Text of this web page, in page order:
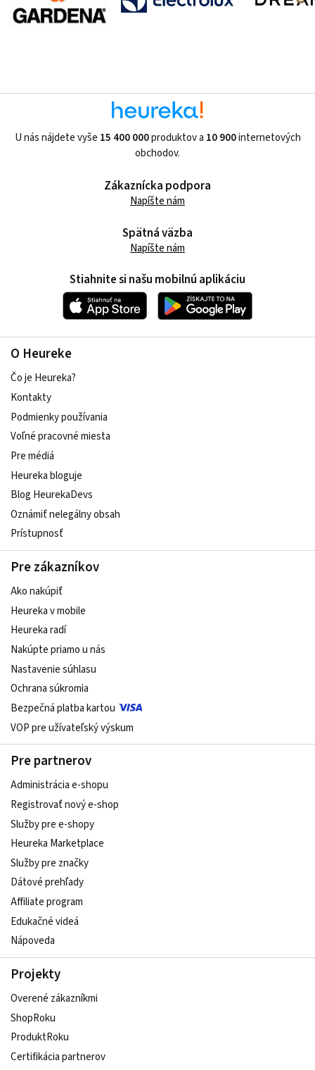
U nás nájdete vyše 15 400 000produktov a 10 900internetových
obchodov.
O Heureke
Čo je Heureka?
Kontakty
Podmienky používania
Voľné pracovné miesta
Pre médiá
Heureka bloguje
Blog HeurekaDevs
Oznámiť nelegálny obsah
Prístupnosť
Pre zákazníkov
Ako nakúpiť
Heureka v mobile
Heureka radí
Nakúpte priamo u nás
Nastavenie súhlasu
Ochrana súkromia
Bezpečná platba kartou
VOP pre užívateľský výskum
Pre partnerov
Administrácia e-shopu
Registrovať nový e-shop
Služby pre e‑shopy
Heureka Marketplace
Služby pre značky
Dátové prehľady
Affiliate program
Edukačné videá
Nápoveda
Projekty
Overené zákazníkmi
ShopRoku
ProduktRoku
Certifikácia partnerov
Zákaznícka podpora
Napíšte nám
Spätná väzba
Napíšte nám
Stiahnite si našu mobilnú aplikáciu